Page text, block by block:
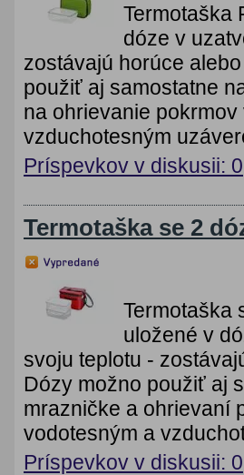
Termotaška
dóze v
zostávajú horúce
použiť aj samostatne
na ohrievanie
vzduchotesným
Príspevkov v diskusii: 0
Termotaška se 2
Termotaška
uložené v
svoju teplotu -
Dózy možno použiť aj
mrazničke a ohrievaní
vodotesným a
Príspevkov v diskusii: 0